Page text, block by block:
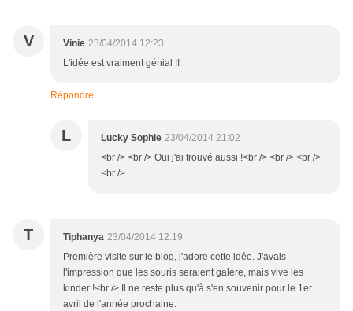
V Vinie 23/04/2014 12:23
L'idée est vraiment génial !!
Répondre
L Lucky Sophie 23/04/2014 21:02
<br /> <br /> Oui j'ai trouvé aussi !<br /> <br /> <br />
<br />
T Tiphanya 23/04/2014 12:19
Première visite sur le blog, j'adore cette idée. J'avais
l'impression que les souris seraient galère, mais vive les
kinder !<br /> Il ne reste plus qu'à s'en souvenir pour le 1er
avril de l'année prochaine.